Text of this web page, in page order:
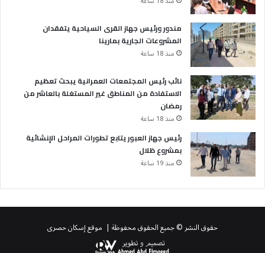
مندور ورئيس جهاز القرى السياحية يتفقدان
المشروعات الجارية بمارينا
منذ 18 ساعة
نائب رئيس المجتمعات العمرانية يبحث تعظيم
الاستفادة من المناطق غير المستغلة بالعاشر من
رمضان
منذ 18 ساعة
رئيس جهاز العبور يتابع تطورات المراحل الإنشائية
بمشروع ظلال
منذ 19 ساعة
حقوق النشر © جميع الحقوق محفوظة | موقع إسكان حصرى